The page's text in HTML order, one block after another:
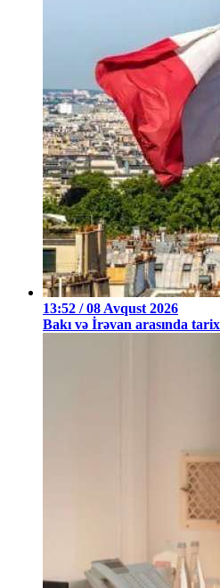
13:52 / 08 Avqust 2026
Bakı və İrəvan arasında